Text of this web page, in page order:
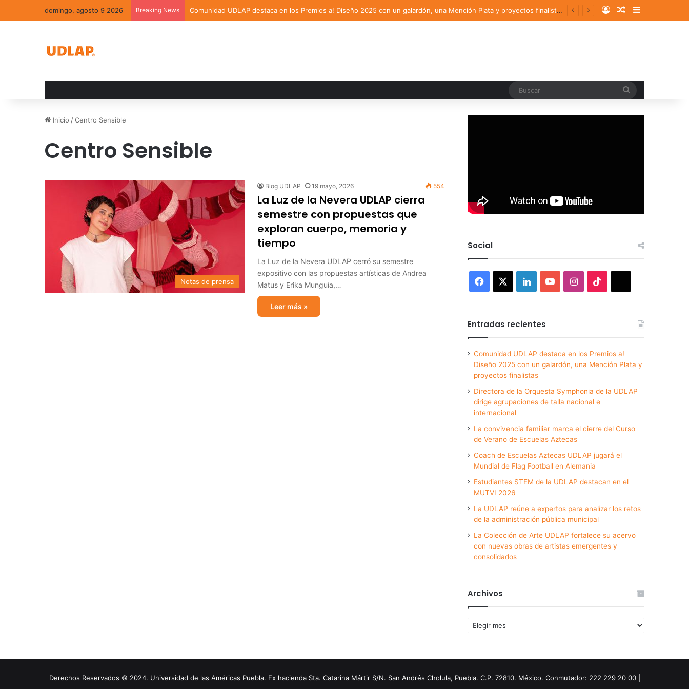
domingo, agosto 9 2026 Breaking News Comunidad UDLAP destaca en los Premios a! Diseño 2025 con un galardón, una Mención Plata y proyectos finalistas Log InRandom Article
Sidebar
Inicio /Centro Sensible
Centro Sensible
Notas de prensa
Blog UDLAP 19 mayo, 2026 554
La Luz de la Nevera UDLAP cierra
semestre con propuestas que
exploran cuerpo, memoria y
tiempo
La Luz de la Nevera UDLAP cerró su semestre
expositivo con las propuestas artísticas de Andrea
Matus y Erika Munguía,…
Leer más »
Social
Facebook LinkedInYouTubeInstagram
Entradas recientes
Comunidad UDLAP destaca en los Premios a!
Diseño 2025 con un galardón, una Mención Plata y
proyectos finalistas
Directora de la Orquesta Symphonia de la UDLAP
dirige agrupaciones de talla nacional e
internacional
La convivencia familiar marca el cierre del Curso
de Verano de Escuelas Aztecas
Coach de Escuelas Aztecas UDLAP jugará el
Mundial de Flag Football en Alemania
Estudiantes STEM de la UDLAP destacan en el
MUTVI 2026
La UDLAP reúne a expertos para analizar los retos
de la administración pública municipal
La Colección de Arte UDLAP fortalece su acervo
con nuevas obras de artistas emergentes y
consolidados
Archivos
Archivos
Derechos Reservados © 2024. Universidad de las Américas Puebla. Ex hacienda Sta. Catarina Mártir S/N. San Andrés Cholula, Puebla. C.P. 72810. México. Conmutador: 222 229 20 00 |